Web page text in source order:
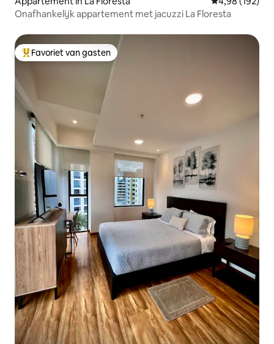
Onafhankelijk appartement met jacuzzi La Floresta
Topfavoriet van gasten
Favoriet van gasten